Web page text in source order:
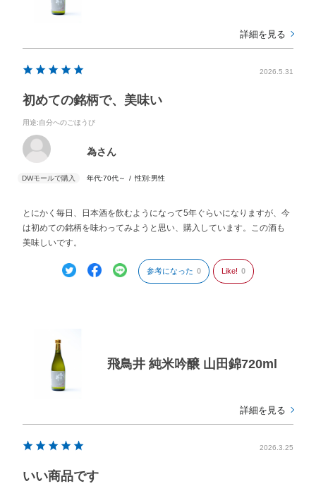
詳細を見る
2026.5.31
初めての銘柄で、美味い
用途:自分へのごほうび
為さん
年代:70代～ 性別:男性
とにかく毎日、日本酒を飲むようになって5年ぐらいになりますが、今
は初めての銘柄を味わってみようと思い、購入しています。この酒も
美味しいです。
参考になった 0 Like! 0
飛鳥井 純米吟醸 山田錦720ml
詳細を見る
2026.3.25
いい商品です